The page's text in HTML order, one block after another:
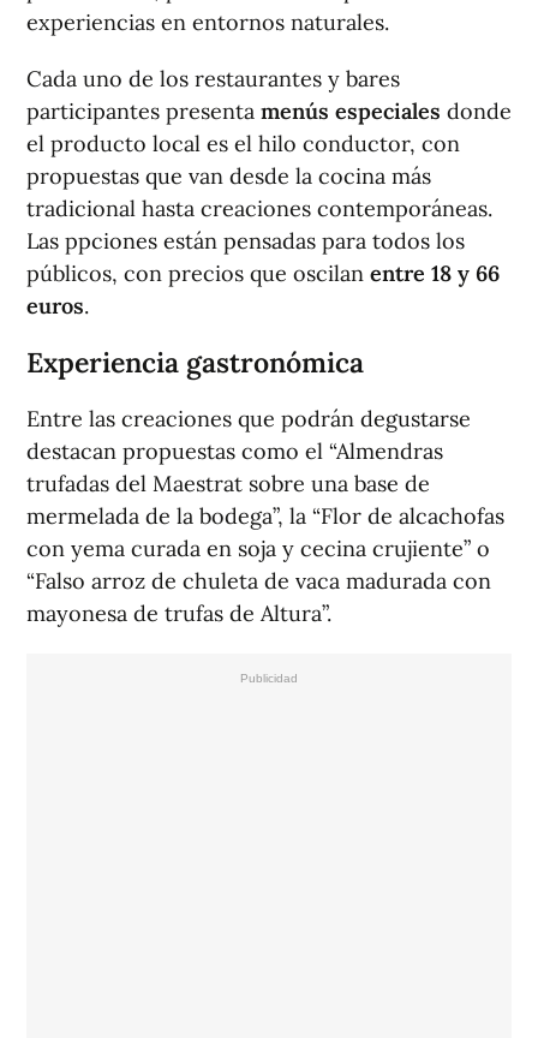
experiencias en entornos naturales.
Cada uno de los restaurantes y bares
participantes presenta menús especiales donde
el producto local es el hilo conductor, con
propuestas que van desde la cocina más
tradicional hasta creaciones contemporáneas.
Las ppciones están pensadas para todos los
públicos, con precios que oscilan entre 18 y 66
euros.
Experiencia gastronómica
Entre las creaciones que podrán degustarse
destacan propuestas como el “Almendras
trufadas del Maestrat sobre una base de
mermelada de la bodega”, la “Flor de alcachofas
con yema curada en soja y cecina crujiente” o
“Falso arroz de chuleta de vaca madurada con
mayonesa de trufas de Altura”.